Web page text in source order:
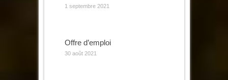
1 septembre 2021
Offre d’emploi
30 août 2021